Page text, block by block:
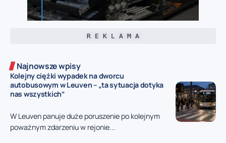
R E K L A M A
Najnowsze wpisy
Kolejny ciężki wypadek na dworcu
autobusowym w Leuven – „ta sytuacja dotyka
nas wszystkich”
W Leuven panuje duże poruszenie po kolejnym
poważnym zdarzeniu w rejonie...